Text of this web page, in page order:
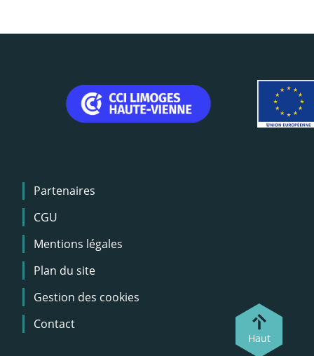
Menu
Pied
de
page
Partenaires
CGU
Mentions légales
Plan du site
Gestion des cookies
Contact
Haut